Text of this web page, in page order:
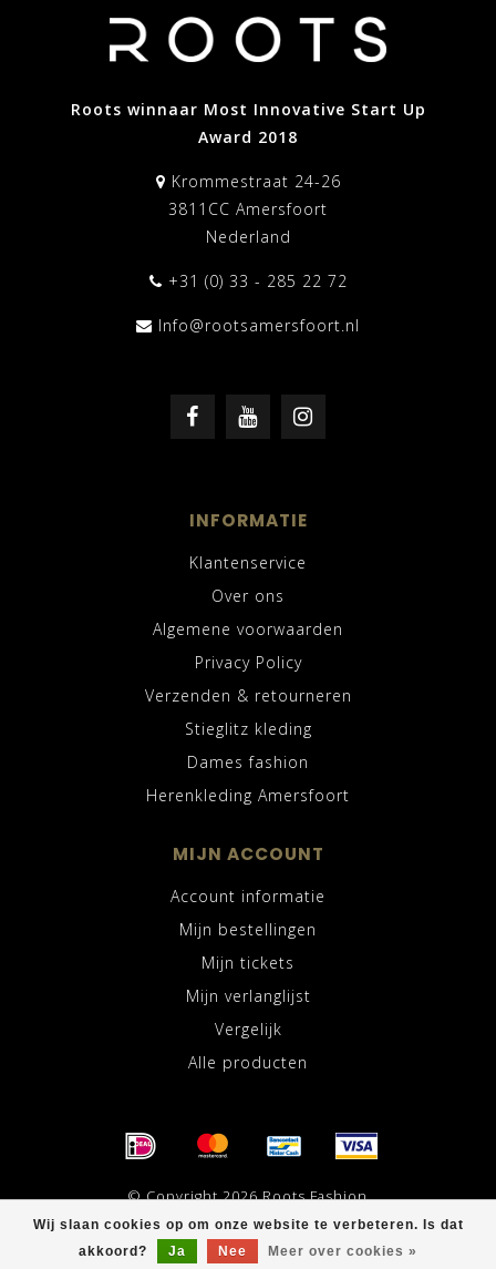
Wij slaan cookies op om onze website te verbeteren. Is dat
akkoord?
Ja Nee Meer over cookies »
Roots winnaar Most Innovative Start Up
Award 2018
Krommestraat 24-26
3811CC Amersfoort
Nederland
+31 (0) 33 - 285 22 72
Info@rootsamersfoort.nl
INFORMATIE
Klantenservice
Over ons
Algemene voorwaarden
Privacy Policy
Verzenden & retourneren
Stieglitz kleding
Dames fashion
Herenkleding Amersfoort
MIJN ACCOUNT
Account informatie
Mijn bestellingen
Mijn tickets
Mijn verlanglijst
Vergelijk
Alle producten
© Copyright 2026 Roots Fashion